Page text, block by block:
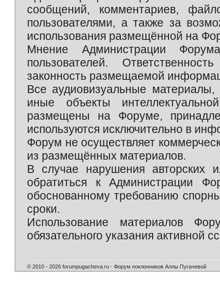
сообщений, комментариев,
пользователями, а также за
использования размещённой на
Мнение Администрации
пользователей.
законность размещаемой
Все аудиовизуальные
иные объекты
размещены на Форуме,
используются исключительно в
Форум не осуществляет
из размещённых материалов.
В случае нарушения авторских
обратиться к Администрации
обоснованному требованию
сроки.
Использование материалов
обязательного указания активной
© 2010 - 2026 forumpugacheva.ru - Форум поклонников Аллы Пугачевой